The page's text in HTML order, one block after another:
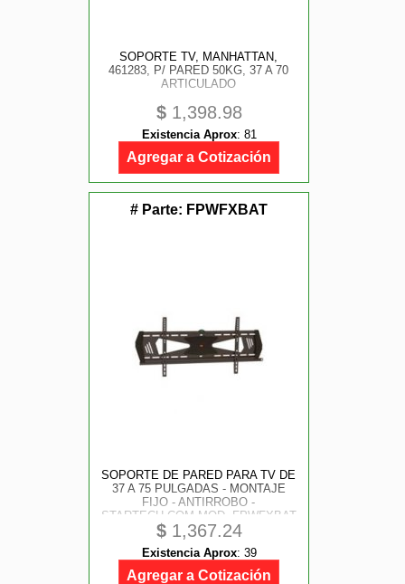
SOPORTE TV, MANHATTAN,
461283, P/ PARED 50KG, 37 A 70
ARTICULADO
$1,398.98
Existencia Aprox: 81
Agregar a Cotización
# Parte: FPWFXBAT
SOPORTE DE PARED PARA TV DE
37 A 75 PULGADAS - MONTAJE
FIJO - ANTIRROBO -
STARTECH.COM MOD. FPWFXBAT
$1,367.24
Existencia Aprox: 39
Agregar a Cotización